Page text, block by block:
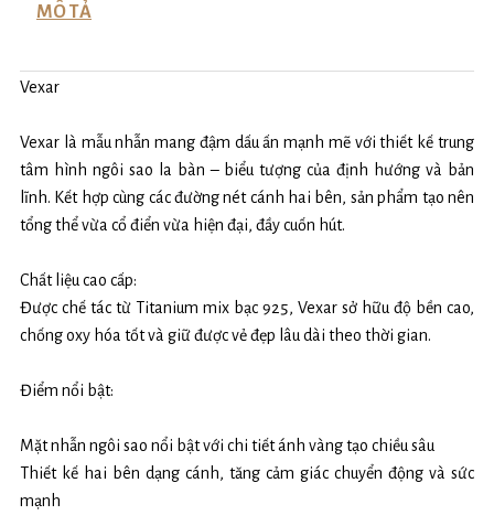
MÔ TẢ
Vexar
Vexar là mẫu nhẫn mang đậm dấu ấn mạnh mẽ với thiết kế trung
tâm hình ngôi sao la bàn – biểu tượng của định hướng và bản
lĩnh. Kết hợp cùng các đường nét cánh hai bên, sản phẩm tạo nên
tổng thể vừa cổ điển vừa hiện đại, đầy cuốn hút.
Chất liệu cao cấp:
Được chế tác từ Titanium mix bạc 925, Vexar sở hữu độ bền cao,
chống oxy hóa tốt và giữ được vẻ đẹp lâu dài theo thời gian.
Điểm nổi bật:
Mặt nhẫn ngôi sao nổi bật với chi tiết ánh vàng tạo chiều sâu
Thiết kế hai bên dạng cánh, tăng cảm giác chuyển động và sức
mạnh